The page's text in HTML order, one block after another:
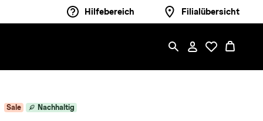
Hilfebereich Filialübersicht
Sale Nachhaltig